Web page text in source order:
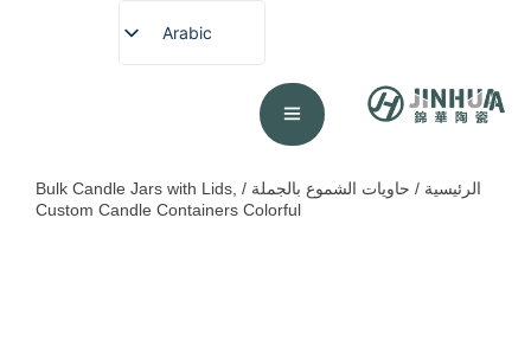
Arabic
English
Spanish
الرئيسية / حاويات الشموع بالجملة
/ Bulk Candle Jars with Lids,
Custom Candle Containers Colorful